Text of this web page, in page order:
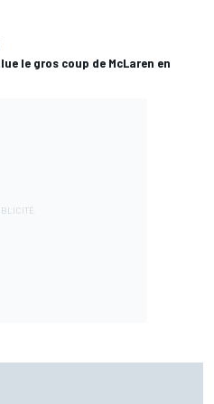
le gros coup de McLaren en